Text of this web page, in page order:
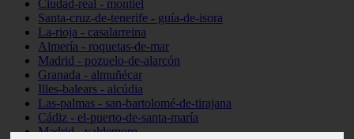
Ciudad-real - montiel
Santa-cruz-de-tenerife - guía-de-isora
La-rioja - casalarreina
Almería - roquetas-de-mar
Madrid - pozuelo-de-alarcón
Granada - almuñécar
Illes-balears - alcúdia
Las-palmas - san-bartolomé-de-tirajana
Cádiz - el-puerto-de-santa-maría
Madrid - valdemoro